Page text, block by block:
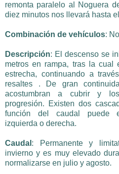
remonta paralelo al Noguera
diez minutos nos llevará hasta
Combinación de vehículos: No
Descripción: El descenso se
metros en rampa, tras la cual
estrecha, continuando a
resaltes . De gran
acostumbran a cubrir y
progresión. Existen dos
función del caudal puede
izquierda o derecha.
Caudal : Permanente y
invierno y es muy elevado
normalizarse en julio y agosto.